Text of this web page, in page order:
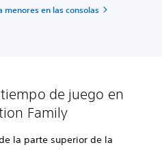
en las consolas
de juego en
Family
la parte superior de la